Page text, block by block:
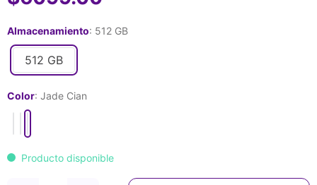
Color: Jade Cian
Almacenamiento: 512 GB
512 GB
Producto disponible